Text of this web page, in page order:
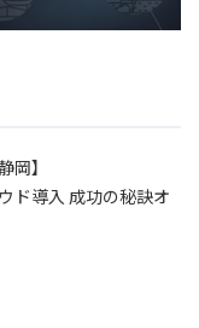
】
ド導入 成功の秘訣オ